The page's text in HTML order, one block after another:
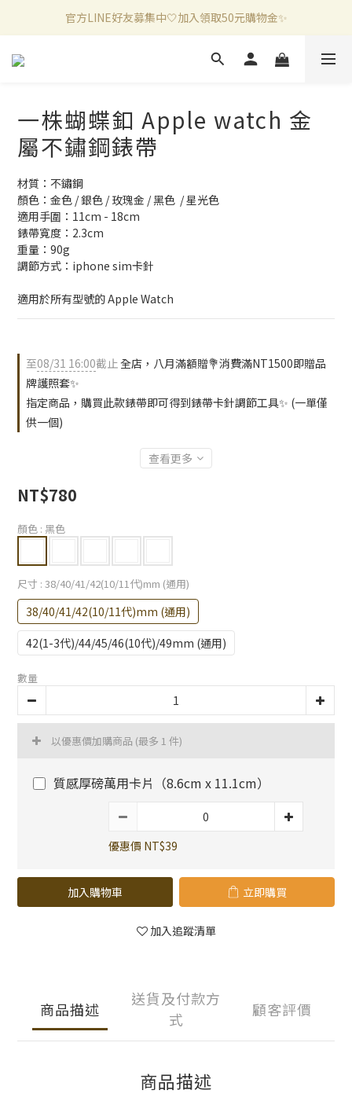
新加入會員滿千折百✨全館899超商免運費🛒
新加入會員滿千折百✨全館899超商免運費🛒
官方LINE好友募集中🤍加入領取50元購物金✨
一株蝴蝶釦 Apple watch 金
屬不鏽鋼錶帶
材質：不鏽鋼
顏色：金色 / 銀色 / 玫瑰金 / 黑色  / 星光色
適用手圍：11cm - 18cm
錶帶寬度：2.3cm
重量：90g
調節方式：iphone sim卡針
適用於所有型號的 Apple Watch
至08/31 16:00截止全店，八月滿額贈💐消費滿NT1500即贈品
牌護照套✨
指定商品，購買此款錶帶即可得到錶帶卡針調節工具✨ (一單僅
供一個)
查看更多
NT$780
顏色 : 黑色
尺寸 : 38/40/41/42(10/11代)mm (通用)
38/40/41/42(10/11代)mm (通用)
42(1-3代)/44/45/46(10代)/49mm (通用)
數量
以優惠價加購商品 (最多 1 件)
質感厚磅萬用卡片（8.6cm x 11.1cm）
優惠價 NT$39
加入購物車 立即購買
加入追蹤清單
商品描述
送貨及付款方
式
顧客評價
商品描述